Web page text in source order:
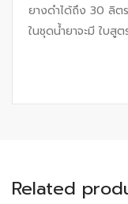
ยางดำได้ถึง 30 ลิต
ในชุดน้ำยาจะมี ใบสูต
Related